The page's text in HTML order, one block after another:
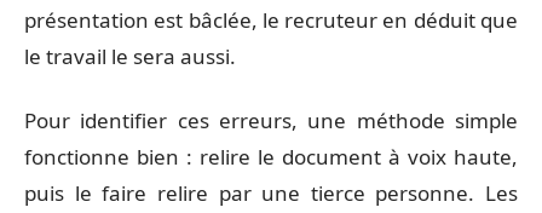
présentation est bâclée, le recruteur en déduit que
le travail le sera aussi.
Pour identifier ces erreurs, une méthode simple
fonctionne bien : relire le document à voix haute,
puis le faire relire par une tierce personne. Les